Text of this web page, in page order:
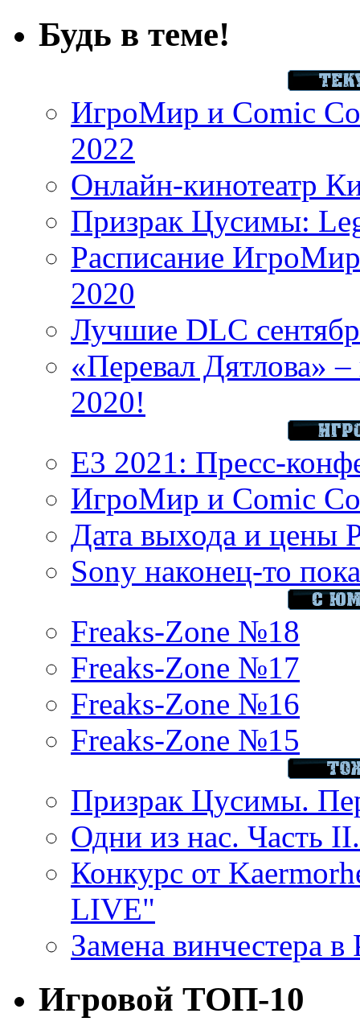
Будь в теме!
ИгроМир и Comic
2022
Онлайн-кинотеатр
Призрак Цусимы:
Расписание
2020
Лучшие DLC
«Перевал Дятлова»
2020!
E3 2021: Пресс-
ИгроМир и Comic
Дата выхода и цены
Sony наконец-то
Freaks-Zone №18
Freaks-Zone №17
Freaks-Zone №16
Freaks-Zone №15
Призрак Цусимы.
Одни из нас. Часть
Конкурс от
LIVE"
Замена винчестера
Игровой ТОП-10